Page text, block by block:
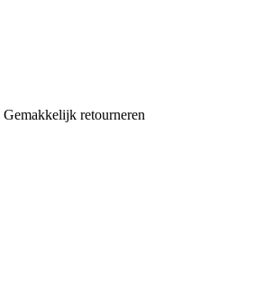
Gemakkelijk retourneren